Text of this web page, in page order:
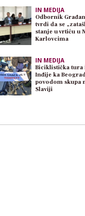
IN MEDIJA
Odbornik
tvrdi da se
stanje u vrtiću u
Karlovcima
IN MEDIJA
Biciklistička tura
Inđije ka
povodom skupa
Slaviji